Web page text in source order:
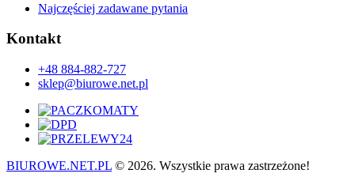
Najczęściej zadawane pytania
Kontakt
+48 884-882-727
sklep@biurowe.net.pl
BIUROWE.NET.PL © 2026. Wszystkie prawa zastrzeżone!